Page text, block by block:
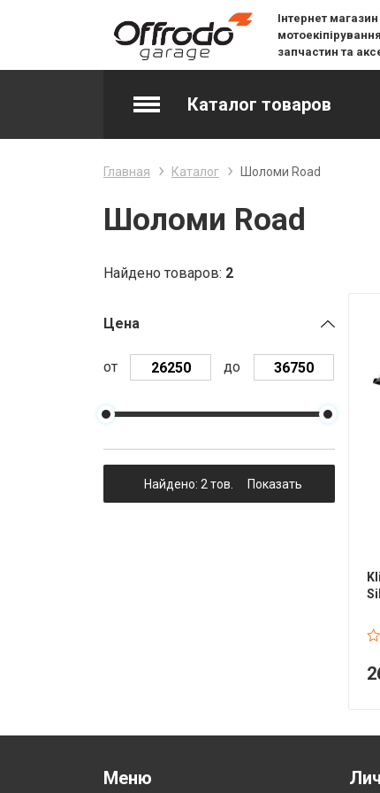
Інтернет магазин
запчастин та
Каталог товаров
Вилочне масло
Главная Каталог Шоломи Road
Шоломи Road
Найдено товаров: 2
Цена
от до
Найдено: 2 тов. Показать
Меню